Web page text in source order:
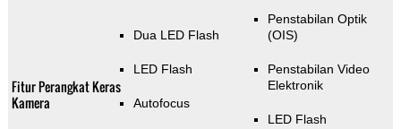
Fitur Perangkat Keras
Kamera
Dua LED Flash
LED Flash
Autofocus
Penstabilan Optik
(OIS)
Penstabilan Video
Elektronik
LED Flash